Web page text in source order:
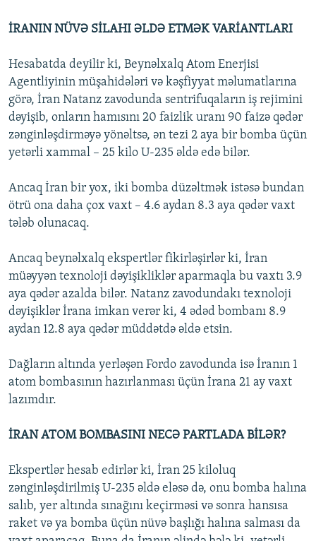
İRANIN NÜVƏ SİLAHI ƏLDƏ ETMƏK VARİANTLARI
Hesabatda deyilir ki, Beynəlxalq Atom Enerjisi
Agentliyinin müşahidələri və kəşfiyyat məlumatlarına
görə, İran Natanz zavodunda sentrifuqaların iş rejimini
dəyişib, onların hamısını 20 faizlik uranı 90 faizə qədər
zənginləşdirməyə yönəltsə, ən tezi 2 aya bir bomba üçün
yetərli xammal – 25 kilo U-235 əldə edə bilər.
Ancaq İran bir yox, iki bomba düzəltmək istəsə bundan
ötrü ona daha çox vaxt – 4.6 aydan 8.3 aya qədər vaxt
tələb olunacaq.
Ancaq beynəlxalq ekspertlər fikirləşirlər ki, İran
müəyyən texnoloji dəyişikliklər aparmaqla bu vaxtı 3.9
aya qədər azalda bilər. Natanz zavodundakı texnoloji
dəyişiklər İrana imkan verər ki, 4 ədəd bombanı 8.9
aydan 12.8 aya qədər müddətdə əldə etsin.
Dağların altında yerləşən Fordo zavodunda isə İranın 1
atom bombasının hazırlanması üçün İrana 21 ay vaxt
lazımdır.
İRAN ATOM BOMBASINI NECƏ PARTLADA BİLƏR?
Ekspertlər hesab edirlər ki, İran 25 kiloluq
zənginləşdirilmiş U-235 əldə eləsə də, onu bomba halına
salıb, yer altında sınağını keçirməsi və sonra hansısa
raket və ya bomba üçün nüvə başlığı halına salması da